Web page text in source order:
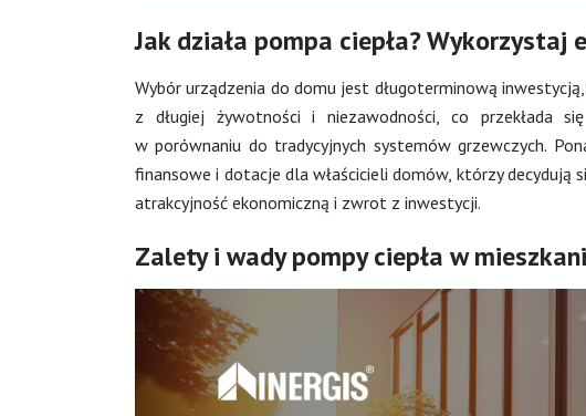
Jak działa pompa ciepła?
Wybór urządzenia do domu jest długoterminową
z długiej żywotności i niezawodności, co przekłada
w porównaniu do tradycyjnych systemów grzewczych.
finansowe i dotacje dla właścicieli domów, którzy decydują
atrakcyjność ekonomiczną i zwrot z inwestycji.
Zalety i wady pompy ciepła w